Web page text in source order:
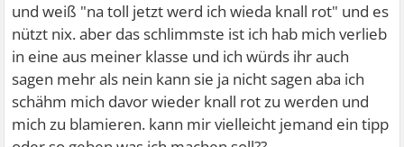
und weiß "na toll jetzt werd ich wieda knall rot" und es
nützt nix. aber das schlimmste ist ich hab mich verlieb
in eine aus meiner klasse und ich würds ihr auch
sagen mehr als nein kann sie ja nicht sagen aba ich
schähm mich davor wieder knall rot zu werden und
mich zu blamieren. kann mir vielleicht jemand ein tipp